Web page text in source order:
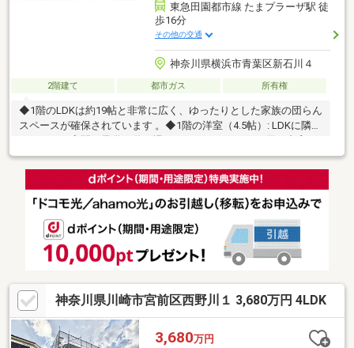
東急田園都市線 たまプラーザ駅 徒
歩16分
その他の交通
神奈川県横浜市青葉区新石川４
2階建て 都市ガス 所有権
◆1階のLDKは約19帖と非常に広く、ゆったりとした家族の団らん
スペースが確保されています 。◆1階の洋室（4.5帖）: LDKに隣接
して多目的に活用できます 。◆料理をしながらリビング全体を見
渡せるカウンターキッチンが採用されており、家族とのコミュニ
ケーションが取りやすい設計です 。◆2階の主寝室は7.3帖の広さ
があり、バルコニーに直接出られるため、布団干しなどの家事も
ず、眺望・日当たりが良好です。
神奈川県川崎市宮前区西野川１ 3,680万円 4LDK
3,680万円